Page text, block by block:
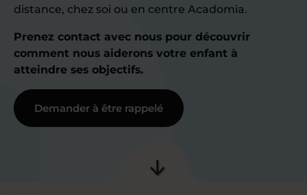
distance, chez soi ou en centre Acadomia.
Prenez contact avec nous pour découvrir
comment nous aiderons votre enfant à
atteindre ses objectifs.
Demander à être rappelé